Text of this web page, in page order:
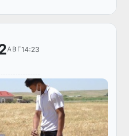
АВГ14:23